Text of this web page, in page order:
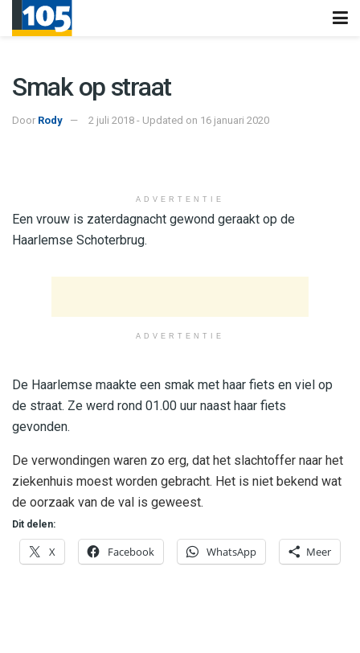
Smak op straat
Door Rody 2 juli 2018 - Updated on 16 januari 2020
ADVERTENTIE
Een vrouw is zaterdagnacht gewond geraakt op de
Haarlemse Schoterbrug.
ADVERTENTIE
De Haarlemse maakte een smak met haar fiets en viel op
de straat. Ze werd rond 01.00 uur naast haar fiets
gevonden.
De verwondingen waren zo erg, dat het slachtoffer naar het
ziekenhuis moest worden gebracht. Het is niet bekend wat
de oorzaak van de val is geweest.
Dit delen:
X Facebook WhatsApp Meer